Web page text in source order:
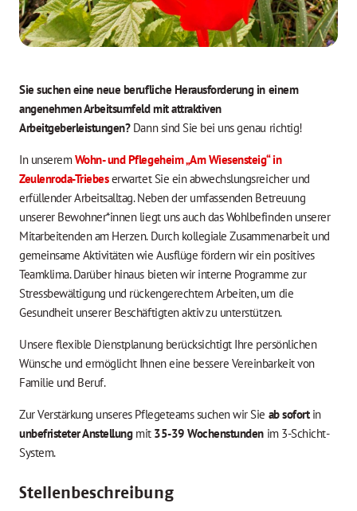
Sie suchen eine neue berufliche Herausforderung in einem
angenehmen Arbeitsumfeld mit attraktiven
Arbeitgeberleistungen?Dann sind Sie bei uns genau richtig!
In unseremWohn- und Pflegeheim „Am Wiesensteig“ in
Zeulenroda-Triebeserwartet Sie ein abwechslungsreicher und
erfüllender Arbeitsalltag. Neben der umfassenden Betreuung
unserer Bewohner*innen liegt uns auch das Wohlbefinden unserer
Mitarbeitenden am Herzen. Durch kollegiale Zusammenarbeit und
gemeinsame Aktivitäten wie Ausflüge fördern wir ein positives
Teamklima. Darüber hinaus bieten wir interne Programme zur
Stressbewältigung und rückengerechtem Arbeiten, um die
Gesundheit unserer Beschäftigten aktiv zu unterstützen.
Unsere flexible Dienstplanung berücksichtigt Ihre persönlichen
Wünsche und ermöglicht Ihnen eine bessere Vereinbarkeit von
Familie und Beruf.
Zur Verstärkung unseres Pflegeteams suchen wir Sie ab sofortin
unbefristeter Anstellungmit 35-39 Wochenstundenim 3-Schicht-
System.
Stellenbeschreibung